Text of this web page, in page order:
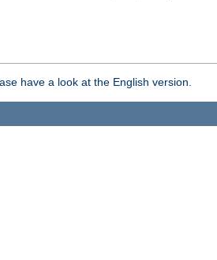
have a look at the English version.